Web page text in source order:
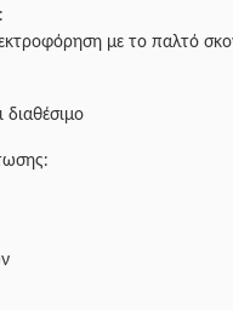
με το παλτό
διαθέσιμο